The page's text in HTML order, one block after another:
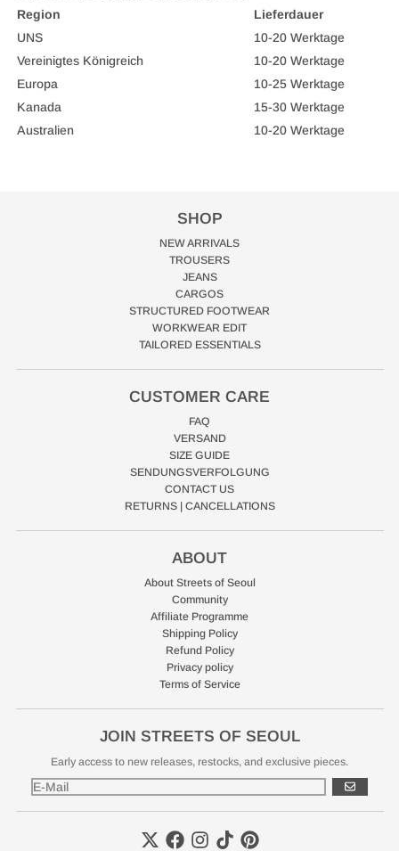
Region
Lieferdauer
UNS
10-20 Werktage
Vereinigtes Königreich
10-20 Werktage
Europa
10-25 Werktage
Kanada
15-30 Werktage
Australien
10-20 Werktage
SHOP
NEW ARRIVALS
TROUSERS
JEANS
CARGOS
STRUCTURED FOOTWEAR
WORKWEAR EDIT
TAILORED ESSENTIALS
CUSTOMER CARE
FAQ
VERSAND
SIZE GUIDE
SENDUNGSVERFOLGUNG
CONTACT US
RETURNS | CANCELLATIONS
ABOUT
About Streets of Seoul
Community
Affiliate Programme
Shipping Policy
Refund Policy
Privacy policy
Terms of Service
JOIN STREETS OF SEOUL
Early access to new releases, restocks, and exclusive pieces.